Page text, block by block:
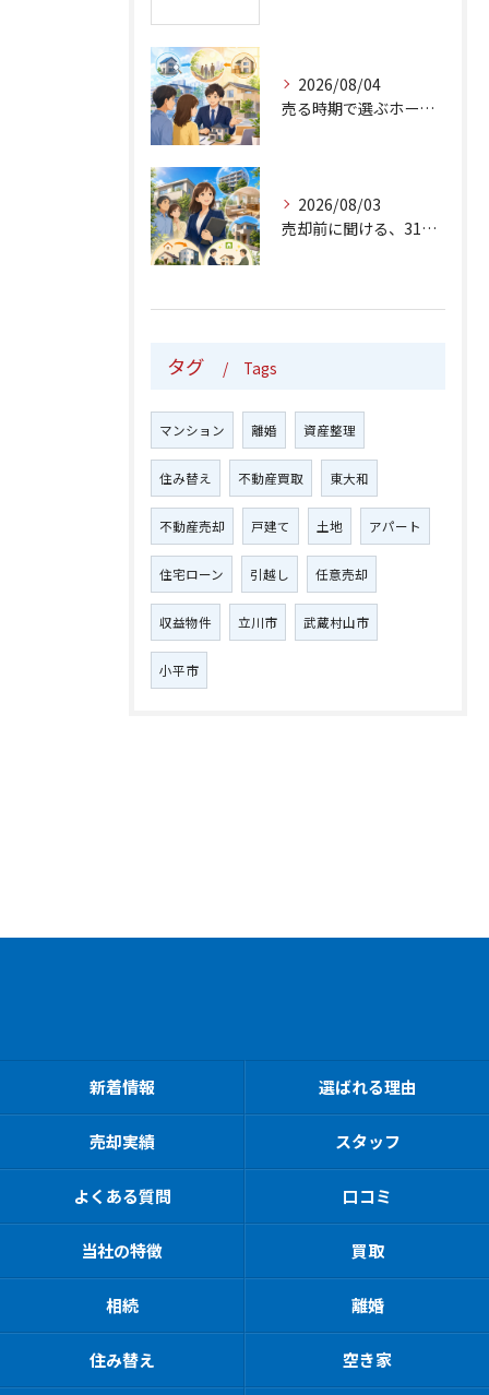
2026/08/04
売る時期で選ぶホームランド本店の仲介と買取
2026/08/03
売却前に聞ける、31年目の仲介・買取対応
タグ Tags
マンション 離婚 資産整理
住み替え 不動産買取 東大和
不動産売却 戸建て 土地 アパート
住宅ローン 引越し 任意売却
収益物件 立川市 武蔵村山市
小平市
新着情報 選ばれる理由
売却実績 スタッフ
よくある質問 口コミ
当社の特徴 買取
相続 離婚
住み替え 空き家